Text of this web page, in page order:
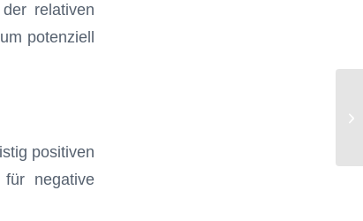
relativen
potenziell
positiven
negative